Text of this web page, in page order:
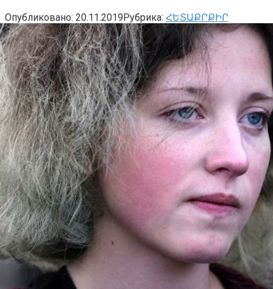
Опубликовано: 20.11.2019Рубрика: ՀԵՏԱՔՐՔԻՐ